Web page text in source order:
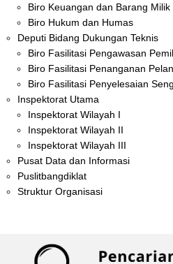
Biro Keuangan dan Barang Milik
Biro Hukum dan Humas
Deputi Bidang Dukungan Teknis
Biro Fasilitasi Pengawasan
Biro Fasilitasi Penanganan
Biro Fasilitasi Penyelesaian
Inspektorat Utama
Inspektorat Wilayah I
Inspektorat Wilayah II
Inspektorat Wilayah III
Pusat Data dan Informasi
Puslitbangdiklat
Struktur Organisasi